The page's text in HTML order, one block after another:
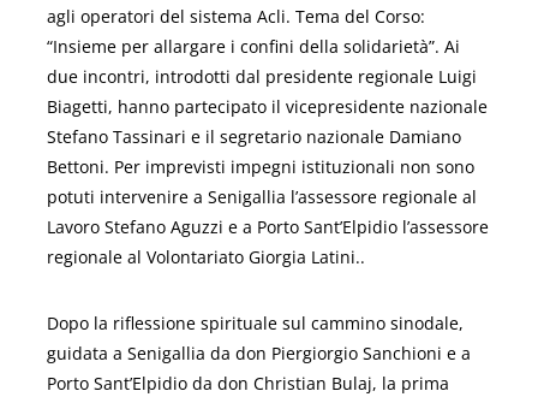
agli operatori del sistema Acli. Tema del Corso:
“Insieme per allargare i confini della solidarietà”. Ai
due incontri, introdotti dal presidente regionale Luigi
Biagetti, hanno partecipato il vicepresidente nazionale
Stefano Tassinari e il segretario nazionale Damiano
Bettoni. Per imprevisti impegni istituzionali non sono
potuti intervenire a Senigallia l’assessore regionale al
Lavoro Stefano Aguzzi e a Porto Sant’Elpidio l’assessore
regionale al Volontariato Giorgia Latini..
Dopo la riflessione spirituale sul cammino sinodale,
guidata a Senigallia da don Piergiorgio Sanchioni e a
Porto Sant’Elpidio da don Christian Bulaj, la prima